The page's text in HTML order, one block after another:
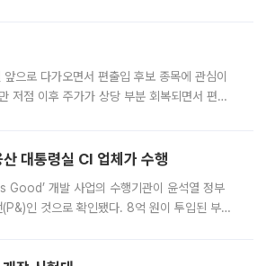
으로 다가오면서 편출입 후보 종목에 관심이
저점 이후 주가가 상당 부분 회복되면서 편입
대통령실 CI 업체가 수행
Good’ 개발 사업의 수행기관이 윤석열 정부
인 것으로 확인됐다. 8억 원이 투입된 부산